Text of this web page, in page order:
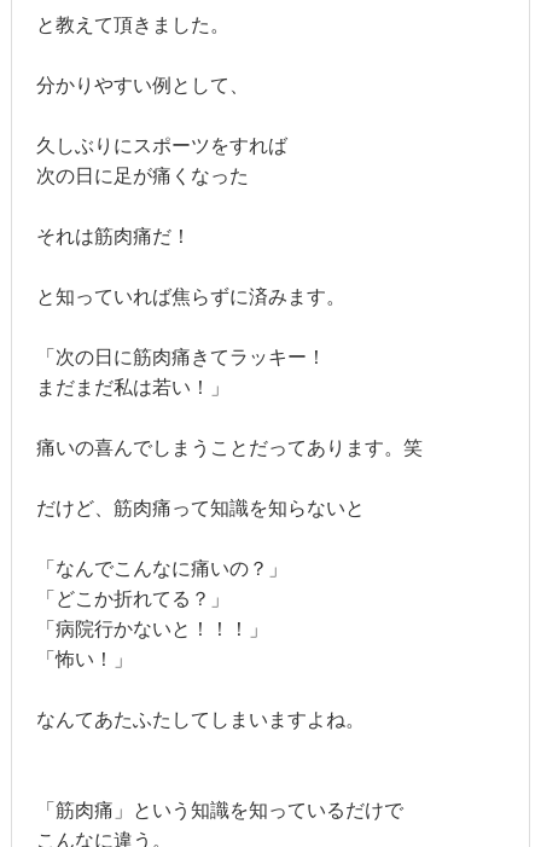
と教えて頂きました。
分かりやすい例として、
久しぶりにスポーツをすれば
次の日に足が痛くなった
それは筋肉痛だ！
と知っていれば焦らずに済みます。
「次の日に筋肉痛きてラッキー！
まだまだ私は若い！」
痛いの喜んでしまうことだってあります。笑
だけど、筋肉痛って知識を知らないと
「なんでこんなに痛いの？」
「どこか折れてる？」
「病院行かないと！！！」
「怖い！」
なんてあたふたしてしまいますよね。
「筋肉痛」という知識を知っているだけで
こんなに違う。